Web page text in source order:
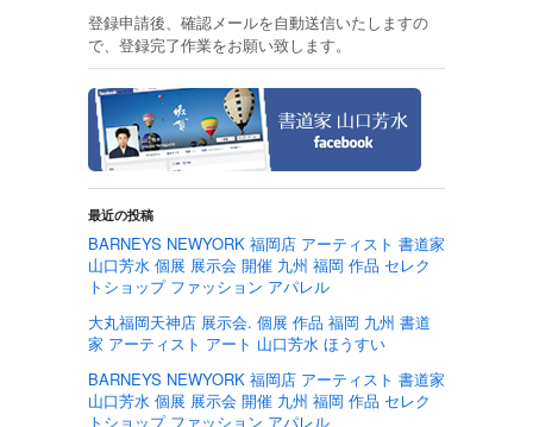
登録申請後、確認メールを自動送信いたしますの
で、登録完了作業をお願い致します。
最近の投稿
BARNEYS NEWYORK 福岡店 アーティスト 書道家
山口芳水 個展 展示会 開催 九州 福岡 作品 セレク
トショップ ファッション アパレル
大丸福岡天神店 展示会. 個展 作品 福岡 九州 書道
家 アーティスト アート 山口芳水 ほうすい
BARNEYS NEWYORK 福岡店 アーティスト 書道家
山口芳水 個展 展示会 開催 九州 福岡 作品 セレク
トショップ ファッション アパレル